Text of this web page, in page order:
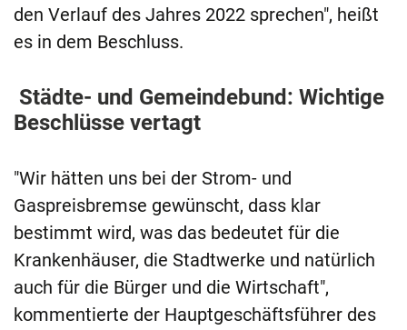
den Verlauf des Jahres 2022 sprechen", heißt
es in dem Beschluss.
Städte- und Gemeindebund: Wichtige
Beschlüsse vertagt
"Wir hätten uns bei der Strom- und
Gaspreisbremse gewünscht, dass klar
bestimmt wird, was das bedeutet für die
Krankenhäuser, die Stadtwerke und natürlich
auch für die Bürger und die Wirtschaft",
kommentierte der Hauptgeschäftsführer des